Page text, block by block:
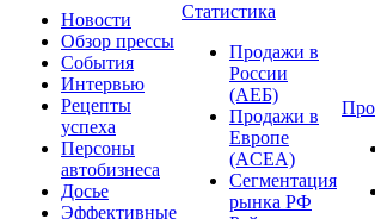
Новости
Обзор прессы
События
Интервью
Рецепты
успеха
Персоны
автобизнеса
Досье
Эффективные
Статистика
Продажи в
России
(АЕБ)
Продажи в
Европе
(ACEA)
Сегментация
рынка РФ